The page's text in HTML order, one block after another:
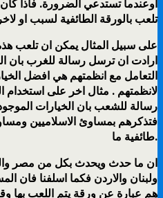
اوعندما تستدعي الضرورة. فاذا
تلعب بالورقة الطائفية لسبب او
على سبيل المثال يمكن ان تلعب هذه
ارادت ان ترسل رسالة للغرب بان
التعامل مع انظمتهم هي افضل
لانظمتهم . مثال اخر على استخدام
رسالة للشعب بان الخيارات
فتذكرهم بمساوئ الاسلاميين
طائفية ما.
ان ما حدث ويحدث بكل من مصر
ولبنان والاردن فكما اسلفنا فان
هم عبارة عن ورقة يتم اللعب بها